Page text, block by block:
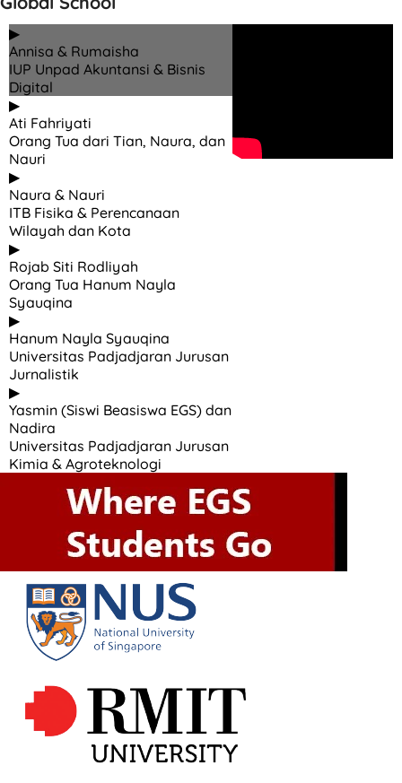
▶
Annisa & Rumaisha
IUP Unpad Akuntansi & Bisnis
Digital
▶
Ati Fahriyati
Orang Tua dari Tian, Naura, dan
Nauri
▶
Naura & Nauri
ITB Fisika & Perencanaan
Wilayah dan Kota
▶
Rojab Siti Rodliyah
Orang Tua Hanum Nayla
Syauqina
▶
Hanum Nayla Syauqina
Universitas Padjadjaran Jurusan
Jurnalistik
▶
Yasmin (Siswi Beasiswa EGS) dan
Nadira
Universitas Padjadjaran Jurusan
Kimia & Agroteknologi